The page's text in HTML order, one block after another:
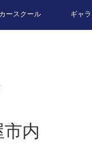
ースクール ギャ
内